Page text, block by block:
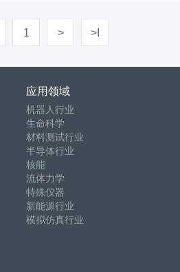
1 > >I
应用领域
机器人行业
生命科学
材料测试行业
半导体行业
核能
流体力学
特殊仪器
新能源行业
模拟仿真行业